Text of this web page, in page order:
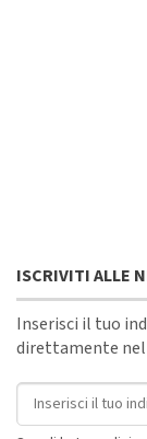
ISCRIVITI ALLE
Inserisci il tuo
direttamente
Indirizzo email